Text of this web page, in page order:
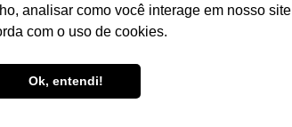
analisar como você interage em nosso
com o uso de cookies.
Ok, entendi!